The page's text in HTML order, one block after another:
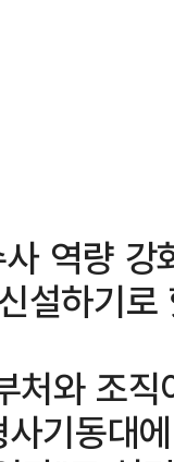
역량
설하기로
처와 조
기동대